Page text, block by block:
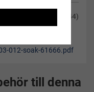
(44)
012-soak-61666.pdf
till denna